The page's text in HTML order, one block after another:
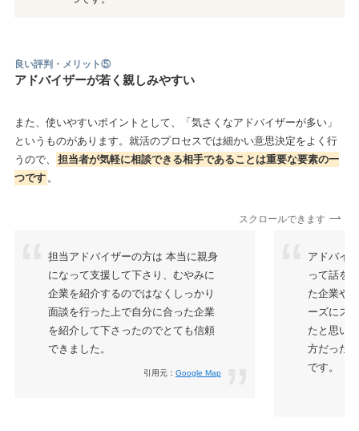
良い評判・メリット⑤
アドバイザーが若く親しみやすい
また、使いやすいポイントとして、「気さくなアドバイザーが多い」
というものがあります。就活のプロセスでは細かい意思決定をよく行
うので、
担当者が気軽に相談できる相手であることは重要な要素の一
つです 。
スクロールできます
担当アドバイザーの方は 本当に親身
になって支援して下さり、むやみに
企業を紹介するのではなくしっかり
面談を行った上で自分に合った企業
を紹介して下さったのでとても信頼
できました。
引用元： Google Map
アドバイ
って話を
た企業や
ーズにス
たと思い
方だった
です。